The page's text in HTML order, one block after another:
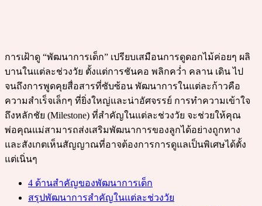
การเฝ้าดู “พัฒนาการเด็ก” เปรียบเสมือนการดูดอกไม้ค่อยๆ ผลิ
บานในแต่ละช่วงวัย ตั้งแต่การชันคอ พลิกคว่ำ คลาน เดิน ไป
จนถึงการพูดคุยสื่อสารที่ซับซ้อน พัฒนาการในแต่ละก้าวคือ
ความสำเร็จเล็กๆ ที่ยิ่งใหญ่และน่าอัศจรรย์ การทำความเข้าใจ
ถึงหลักชัย (Milestone) ที่สำคัญในแต่ละช่วงวัย จะช่วยให้คุณ
พ่อคุณแม่สามารถส่งเสริมพัฒนาการของลูกได้อย่างถูกทาง
และสังเกตเห็นสัญญาณที่อาจต้องการการดูแลเป็นพิเศษได้ตั้ง
แต่เนิ่นๆ
4 ด้านสำคัญของพัฒนาการเด็ก
สรุปพัฒนาการสำคัญในแต่ละช่วงวัย